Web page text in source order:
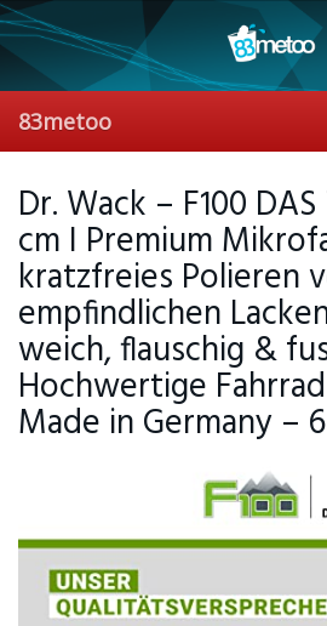
Skip
to
content
83metoo
Dr. Wack – F100
cm I Premium
kratzfreies Polieren
empfindlichen
weich, flauschig &
Hochwertige
Made in Germany – 6